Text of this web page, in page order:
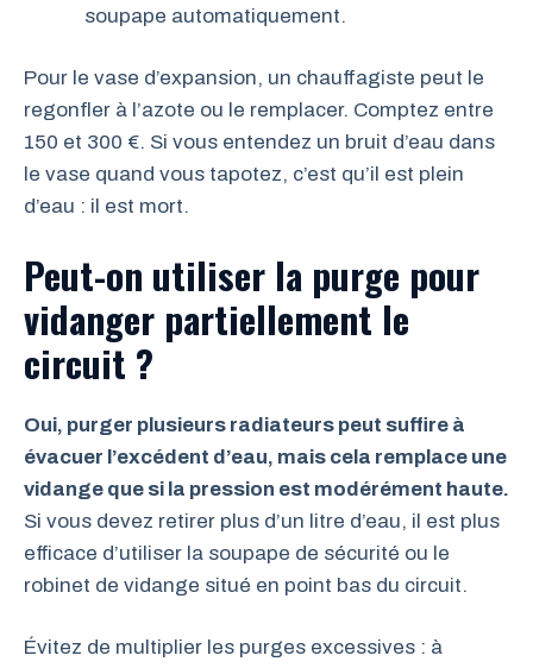
soupape automatiquement.
Pour le vase d’expansion, un chauffagiste peut le
regonfler à l’azote ou le remplacer. Comptez entre
150 et 300 €. Si vous entendez un bruit d’eau dans
le vase quand vous tapotez, c’est qu’il est plein
d’eau : il est mort.
Peut-on utiliser la purge pour
vidanger partiellement le
circuit ?
Oui, purger plusieurs radiateurs peut suffire à
évacuer l’excédent d’eau, mais cela remplace une
vidange que si la pression est modérément haute.
Si vous devez retirer plus d’un litre d’eau, il est plus
efficace d’utiliser la soupape de sécurité ou le
robinet de vidange situé en point bas du circuit.
Évitez de multiplier les purges excessives : à